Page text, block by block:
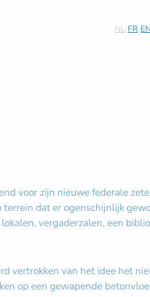
NL FR EN
voor zijn nieuwe federale
dat er ogenschijnlijk
vergaderzalen, een
vertrokken van het idee het
op een gewapende